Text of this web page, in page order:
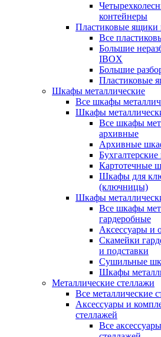
контейнеры
Пластиковые ящики
Все
Большие
IBOX
Большие
Пластиковые
Шкафы металлические
Все шкафы
Шкафы
Все шкафы
архивные
Архивные
Картотечные
Шкафы для
(ключницы)
Шкафы
Все шкафы
гардеробные
Аксессуары и
Скамейки
и подставки
Сушильные
Шкафы
Металлические стеллажи
Все металлические
Аксессуары и
стеллажей
Все